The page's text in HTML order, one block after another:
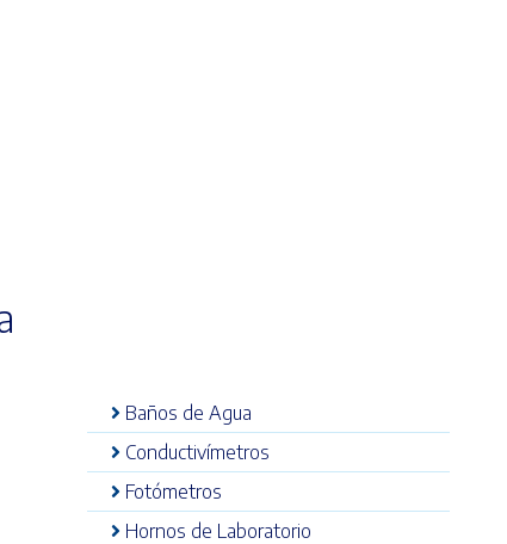
Baños de Agua
Conductivímetros
Fotómetros
Hornos de Laboratorio